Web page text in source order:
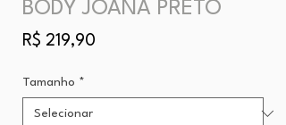
BODY JOANA PRETO
R$ 219,90
Tamanho *